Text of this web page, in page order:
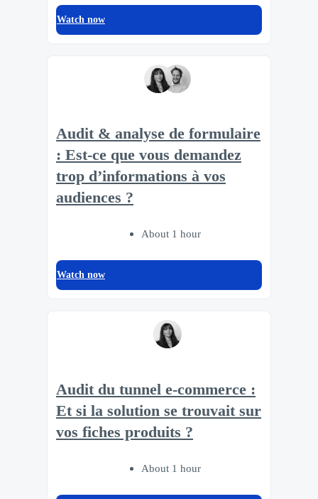
Watch now
Audit & analyse de formulaire
: Est-ce que vous demandez
trop d’informations à vos
audiences ?
About 1 hour
Watch now
Audit du tunnel e-commerce :
Et si la solution se trouvait sur
vos fiches produits ?
About 1 hour